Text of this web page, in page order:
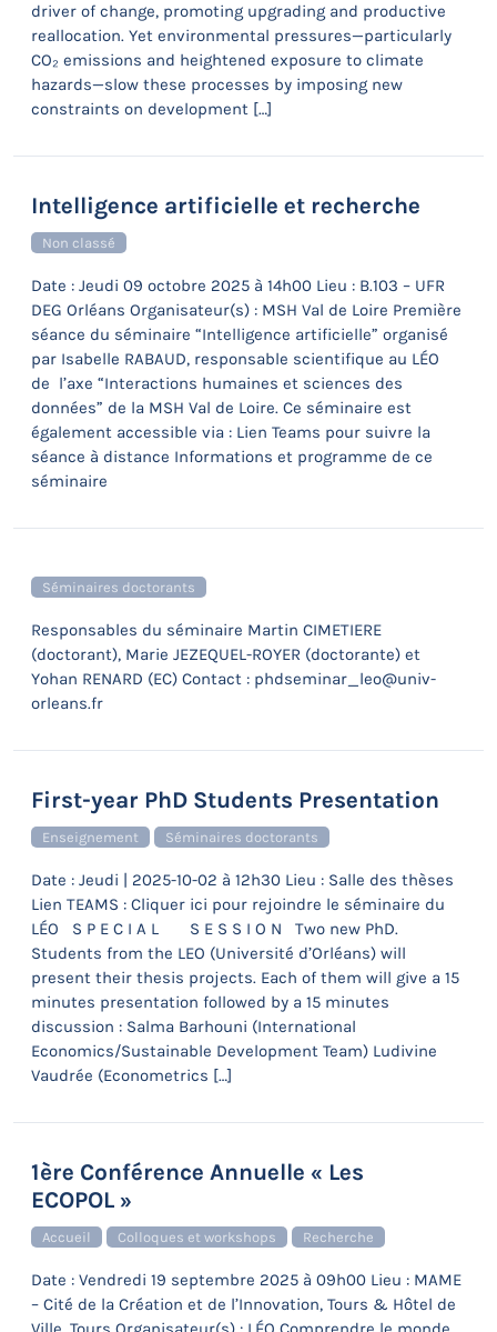
driver of change, promoting upgrading and productive
reallocation. Yet environmental pressures—particularly
CO₂ emissions and heightened exposure to climate
hazards—slow these processes by imposing new
constraints on development […]
Intelligence artificielle et recherche
Non classé
Date : Jeudi 09 octobre 2025 à 14h00 Lieu : B.103 – UFR
DEG Orléans Organisateur(s) : MSH Val de Loire Première
séance du séminaire “Intelligence artificielle” organisé
par Isabelle RABAUD, responsable scientifique au LÉO
de l’axe “Interactions humaines et sciences des
données” de la MSH Val de Loire. Ce séminaire est
également accessible via : Lien Teams pour suivre la
séance à distance Informations et programme de ce
séminaire
Séminaires doctorants
Responsables du séminaire Martin CIMETIERE
(doctorant), Marie JEZEQUEL-ROYER (doctorante) et
Yohan RENARD (EC) Contact : phdseminar_leo@univ-
orleans.fr
First-year PhD Students Presentation
Enseignement Séminaires doctorants
Date : Jeudi | 2025-10-02 à 12h30 Lieu : Salle des thèses
Lien TEAMS : Cliquer ici pour rejoindre le séminaire du
LÉO S P E C I A L S E S S I O N Two new PhD.
Students from the LEO (Université d’Orléans) will
present their thesis projects. Each of them will give a 15
minutes presentation followed by a 15 minutes
discussion : Salma Barhouni (International
Economics/Sustainable Development Team) Ludivine
Vaudrée (Econometrics […]
1ère Conférence Annuelle « Les
ECOPOL »
Accueil Colloques et workshops Recherche
Date : Vendredi 19 septembre 2025 à 09h00 Lieu : MAME
– Cité de la Création et de l’Innovation, Tours & Hôtel de